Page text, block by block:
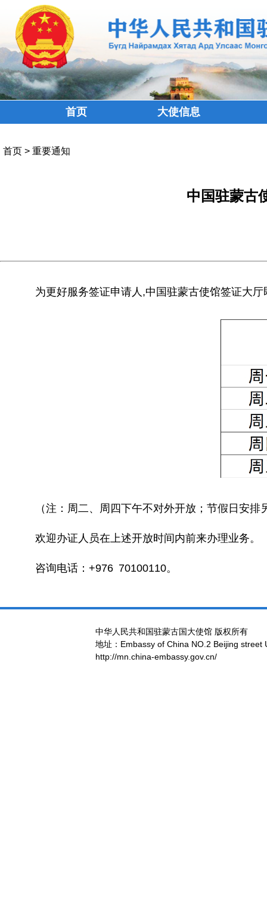
首页 大使信息
首页 > 重要通知
中国驻蒙古
为更好服务签证申请人,中国驻蒙古使馆签证大
（注：周二、周四下午不对外开放；节假日安排
欢迎办证人员在上述开放时间内前来办理业务。
咨询电话：+976 70100110。
中华人民共和国驻蒙古国大使馆 版权所有
地址：Embassy of China NO.2 Beijing street
http://mn.china-embassy.gov.cn/